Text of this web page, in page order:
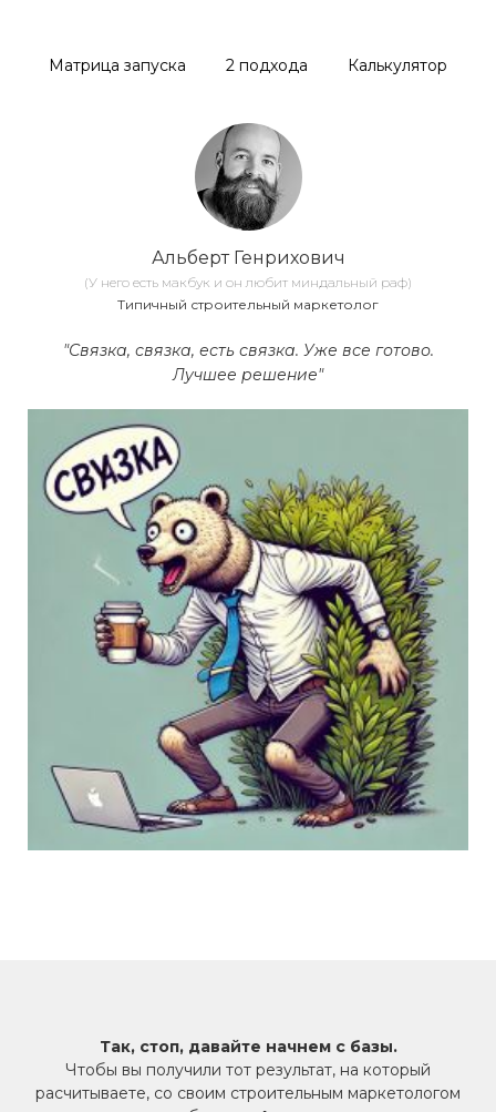
Матрица запуска 2 подхода Калькулятор
Альберт Генрихович
(У него есть макбук и он любит миндальный раф)
Типичный строительный маркетолог
"Связка, связка, есть связка. Уже все готово.
Лучшее решение"
Так, стоп, давайте начнем с базы.
Чтобы вы получили тот результат, на который
расчитываете, со своим строительным маркетологом